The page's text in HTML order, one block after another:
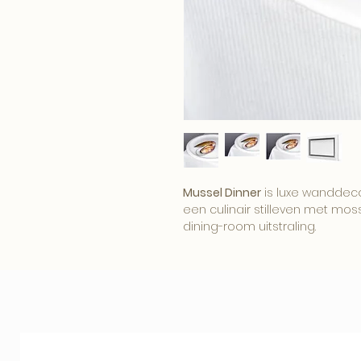
Mussel Dinner is luxe
een culinair stilleven met
dining-room uitstraling.
Een opvallend kunstwerk